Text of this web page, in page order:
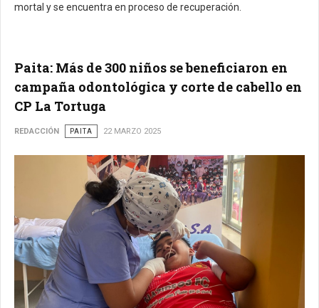
mortal y se encuentra en proceso de recuperación.
Paita: Más de 300 niños se beneficiaron en
campaña odontológica y corte de cabello en
CP La Tortuga
REDACCIÓN PAITA 22 MARZO 2025